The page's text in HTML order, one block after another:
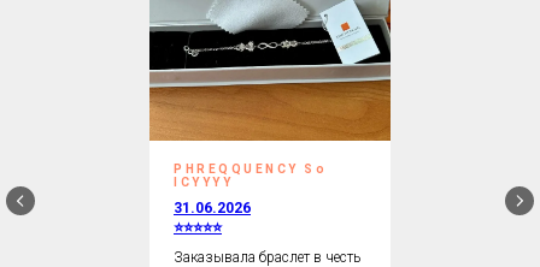
PHREQQUENCY So
ICYYYY
31.06.2026
⭐⭐⭐⭐⭐
Заказывала браслет в честь